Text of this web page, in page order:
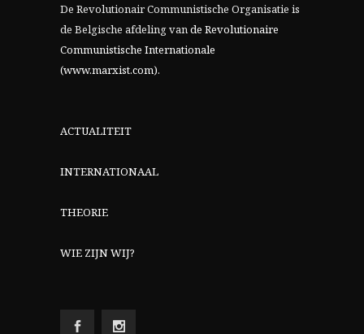
De Revolutionair Communistische Organisatie is
de Belgische afdeling vande Revolutionaire
Communistische Internationale
(www.marxist.com).
ACTUALITEIT
INTERNATIONAAL
THEORIE
WIE ZIJN WIJ?